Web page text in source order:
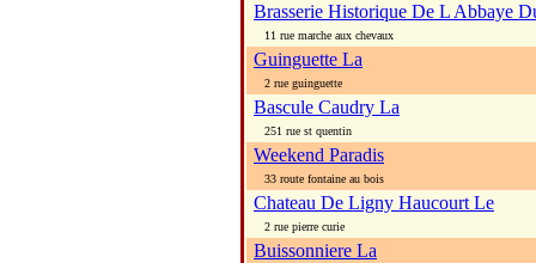
Brasserie Historique De L Abbaye
11 rue marche aux chevaux
Guinguette La
2 rue guinguette
Bascule Caudry La
251 rue st quentin
Weekend Paradis
33 route fontaine au bois
Chateau De Ligny Haucourt Le
2 rue pierre curie
Buissonniere La